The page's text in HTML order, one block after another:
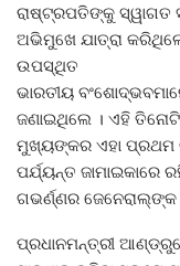
ରାଷ୍ଟ୍ରପତିଙ୍କୁ ସ୍ୱାଗତ
ଅଭିମୁଖେ ଯାତ୍ରା
ଉପସ୍ଥିତ
ଭାରତୀୟ
ଜଣାଇଥିଲେ । ଏହି
ମୁଖ୍ୟଙ୍କର ଏହା ପ୍ରଥମ
ପର୍ଯ୍ୟନ୍ତ ଜାମାଇକାରେ
ଗଭର୍ଣ୍ଣର ଜେନେରାଲ୍‍ଙ୍କ
ପ୍ରଧାନମନ୍ତ୍ରୀ